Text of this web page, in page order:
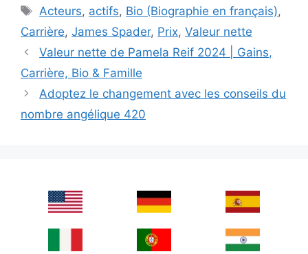
Tags
Acteurs, actifs, Bio (Biographie en français),
Carrière, James Spader, Prix, Valeur nette
Valeur nette de Pamela Reif 2024 | Gains,
Carrière, Bio & Famille
Adoptez le changement avec les conseils du
nombre angélique 420